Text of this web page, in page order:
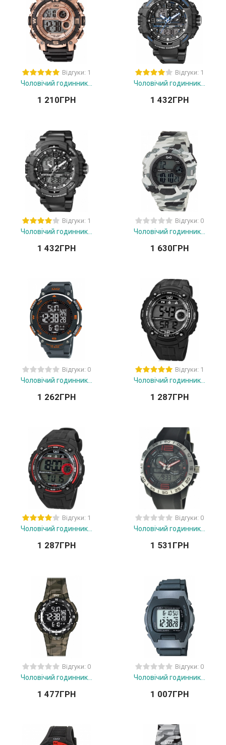
Відгуки: 1
Чоловічий годинник...
1 210ГРН
Відгуки: 1
Чоловічий годинник...
1 432ГРН
Відгуки: 1
Чоловічий годинник...
1 432ГРН
Відгуки: 0
Чоловічий годинник...
1 630ГРН
Відгуки: 0
Чоловічий годинник...
1 262ГРН
Відгуки: 1
Чоловічий годинник...
1 287ГРН
Відгуки: 1
Чоловічий годинник...
1 287ГРН
Відгуки: 0
Чоловічий годинник...
1 531 ГРН
Відгуки: 0
Чоловічий годинник...
1 477ГРН
Відгуки: 0
Чоловічий годинник...
1 007ГРН